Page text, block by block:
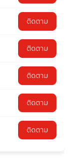
ติดตาม
ติดตาม
ติดตาม
ติดตาม
ติดตาม